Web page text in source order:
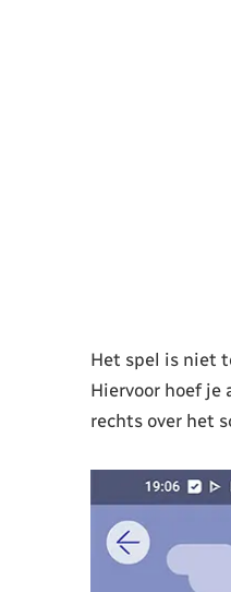
Het spel is niet
Hiervoor hoef je
rechts over het